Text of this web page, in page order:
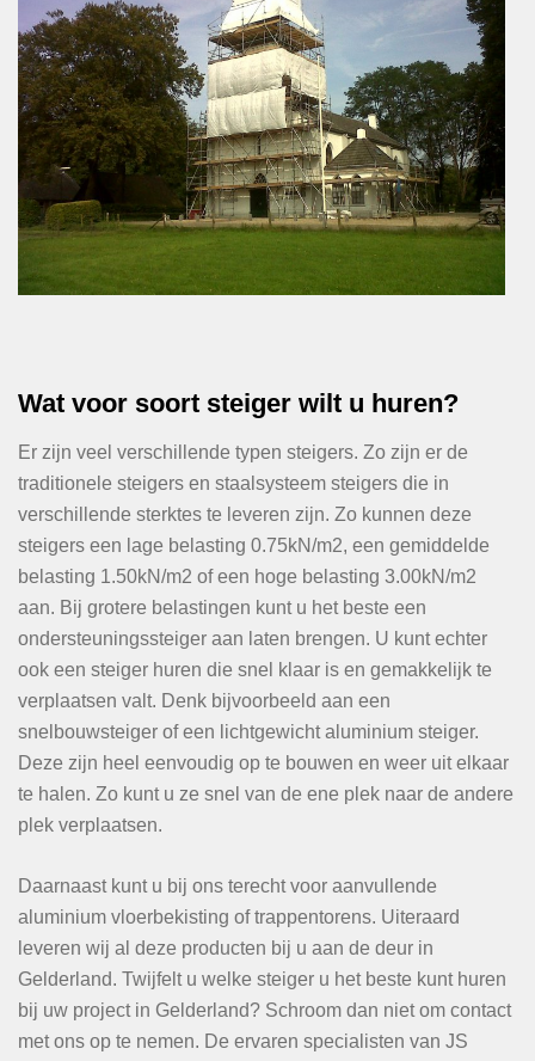
Wat voor soort steiger wilt u huren?
Er zijn veel verschillende typen steigers. Zo zijn er de
traditionele steigers en staalsysteem steigers die in
verschillende sterktes te leveren zijn. Zo kunnen deze
steigers een lage belasting 0.75kN/m2, een gemiddelde
belasting 1.50kN/m2 of een hoge belasting 3.00kN/m2
aan. Bij grotere belastingen kunt u het beste een
ondersteuningssteiger aan laten brengen. U kunt echter
ook een steiger huren die snel klaar is en gemakkelijk te
verplaatsen valt. Denk bijvoorbeeld aan een
snelbouwsteiger of een lichtgewicht aluminium steiger.
Deze zijn heel eenvoudig op te bouwen en weer uit elkaar
te halen. Zo kunt u ze snel van de ene plek naar de andere
plek verplaatsen.
Daarnaast kunt u bij ons terecht voor aanvullende
aluminium vloerbekisting of trappentorens. Uiteraard
leveren wij al deze producten bij u aan de deur in
Gelderland. Twijfelt u welke steiger u het beste kunt huren
bij uw project in Gelderland? Schroom dan niet om contact
met ons op te nemen. De ervaren specialisten van JS